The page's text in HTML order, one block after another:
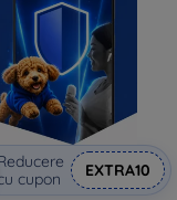
cupon
EXTRA10